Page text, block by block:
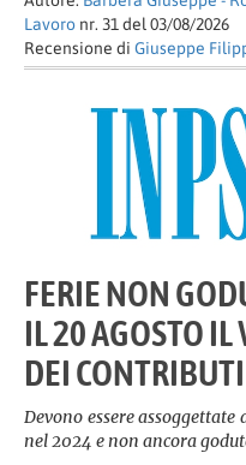
Lavoro nr. 31 del 03/08/2026
Recensione di Giuseppe
FERIE NON
IL 20 AGOSTO IL
DEI CONTRIBUTI
Devono essere
nel 2024 e non ancora